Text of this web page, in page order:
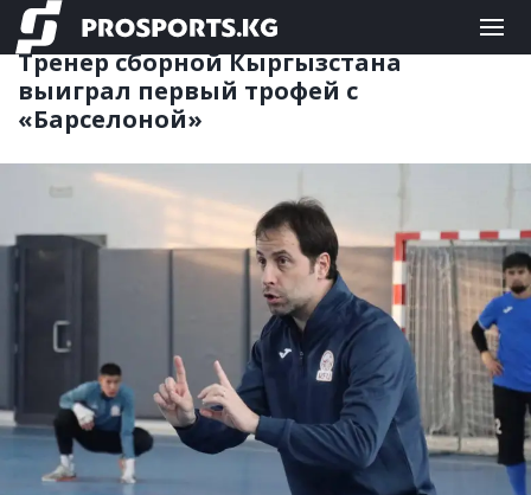
ФУТЗАЛ 31.08.2025 12:42
Тренер сборной Кыргызстана
выиграл первый трофей с
«Барселоной»